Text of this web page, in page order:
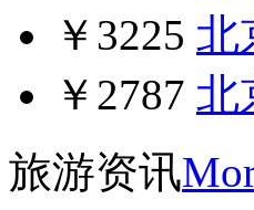
￥3225 北
￥2787 北
旅游资讯